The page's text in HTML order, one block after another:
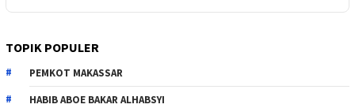
TOPIK POPULER
PEMKOT MAKASSAR
HABIB ABOE BAKAR ALHABSYI